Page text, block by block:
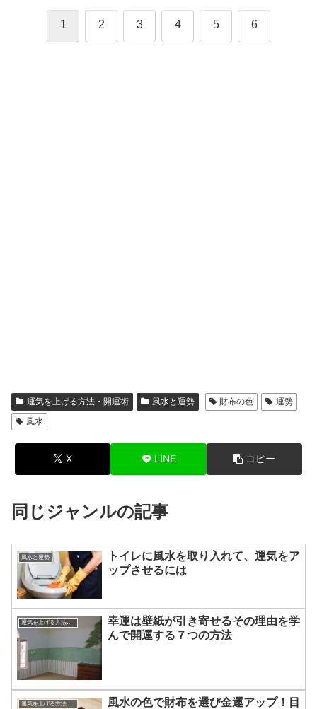
1 2 3 4 5 6
運気を上げる方法・開運術 風水と運勢 財布の色
運勢
風水
X LINE コピー
同じジャンルの記事
風水と運勢
トイレに風水を取り入れて、運気をア
ップさせるには
運気を上げる方法・開運術
幸運は壁紙が引き寄せるその理由を学
んで開運する７つの方法
運気を上げる方法・開運術
風水の色で財布を選び金運アップ！目